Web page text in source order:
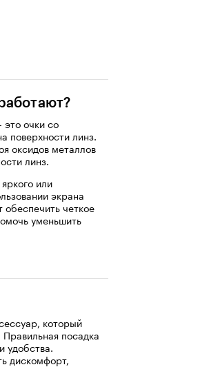
очки со
поверхности линз.
оксидов металлов
линз.
или
экрана
четкое
уменьшить
который
посадка
удобства.
дискомфорт,